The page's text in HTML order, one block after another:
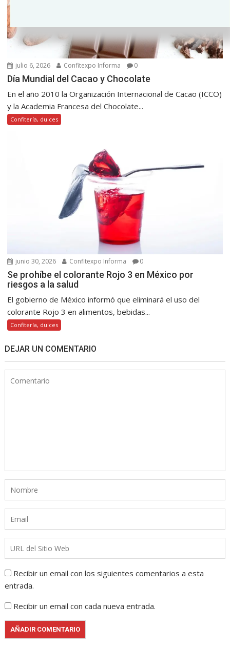
julio 6, 2026 Confitexpo Informa 0
Día Mundial del Cacao y Chocolate
En el año 2010 la Organización Internacional de Cacao (ICCO)
y la Academia Francesa del Chocolate...
Confitería, dulces
junio 30, 2026 Confitexpo Informa 0
Se prohíbe el colorante Rojo 3 en México por
riesgos a la salud
El gobierno de México informó que eliminará el uso del
colorante Rojo 3 en alimentos, bebidas...
Confitería, dulces
DEJAR UN COMENTARIO
Recibir un email con los siguientes comentarios a esta
entrada.
Recibir un email con cada nueva entrada.